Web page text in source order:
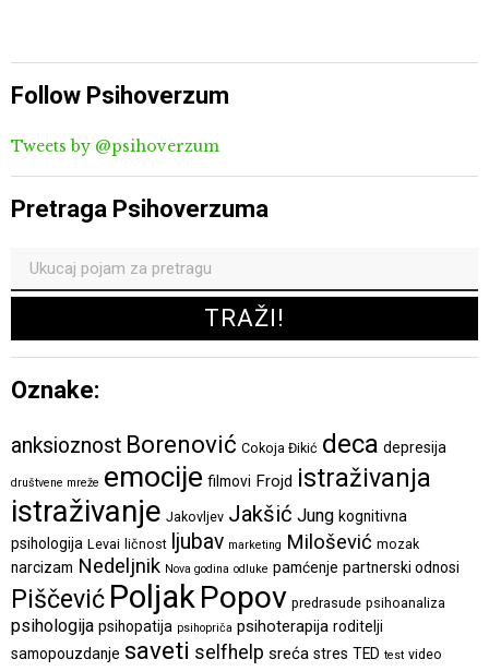
Follow Psihoverzum
Tweets by @psihoverzum
Pretraga Psihoverzuma
Oznake:
anksioznost Borenović Cokoja Đikić deca depresija
društvene mreže emocije filmovi Frojd istraživanja
istraživanje Jakovljev Jakšić Jung kognitivna
psihologija Levai ličnost ljubav marketing Milošević mozak
narcizam Nedeljnik Nova godina odluke pamćenje partnerski odnosi
Piščević PoljakPopov predrasude psihoanaliza
psihologija psihopatija psihopriča psihoterapija roditelji
samopouzdanje saveti selfhelp sreća stres TED test video